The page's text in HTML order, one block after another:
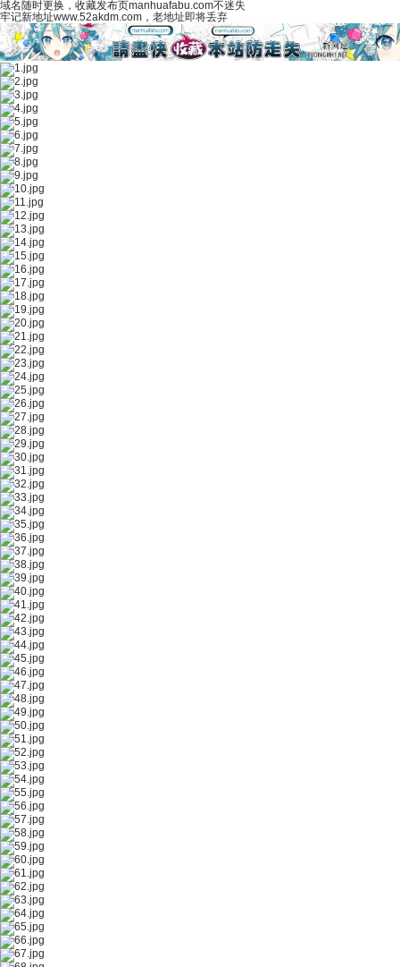
域名随时更换，收藏发布页manhuafabu.com不迷失
牢记新地址www.52akdm.com，老地址即将丢弃